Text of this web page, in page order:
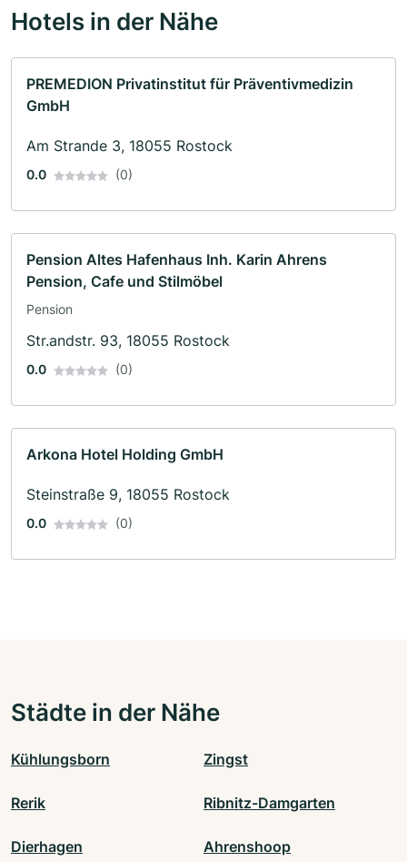
Hotels in der Nähe
PREMEDION Privatinstitut für Präventivmedizin
GmbH
Am Strande 3, 18055 Rostock
0.0 (0)
Pension Altes Hafenhaus Inh. Karin Ahrens
Pension, Cafe und Stilmöbel
Pension
Str.andstr. 93, 18055 Rostock
0.0 (0)
Arkona Hotel Holding GmbH
Steinstraße 9, 18055 Rostock
0.0 (0)
Städte in der Nähe
Kühlungsborn Zingst
Rerik Ribnitz-Damgarten
Dierhagen Ahrenshoop